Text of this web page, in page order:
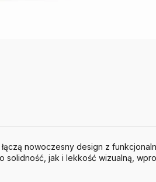
łączą nowoczesny design z
solidność, jak i lekkość wizualną,